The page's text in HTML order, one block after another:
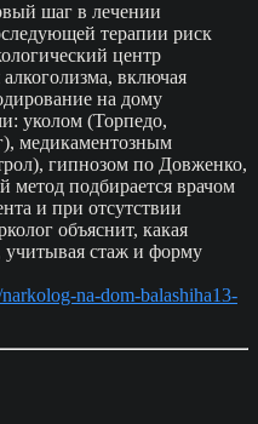
шаг в лечении
терапии риск
центр
включая
на дому
уколом (Торпедо,
медикаментозным
гипнозом по Довженко,
подбирается врачом
и при отсутствии
объяснит, какая
учитывая стаж и форму
na-dom-balashiha13-